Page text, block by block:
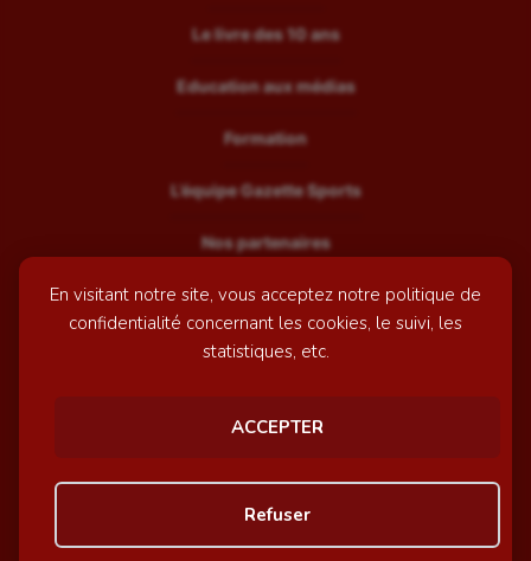
En visitant notre site, vous acceptez notre politique de
confidentialité concernant les cookies, le suivi, les
statistiques, etc.
ACCEPTER
Refuser
Le livre des 10 ans
Education aux médias
Formation
L’équipe Gazette Sports
Nos partenaires
Recrutement
Mentions légales
© GazetteSports - 2026 | Site internet réalisé par
Awelty